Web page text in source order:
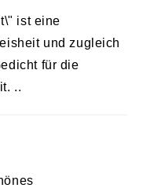
ist eine
und zugleich
für die
..